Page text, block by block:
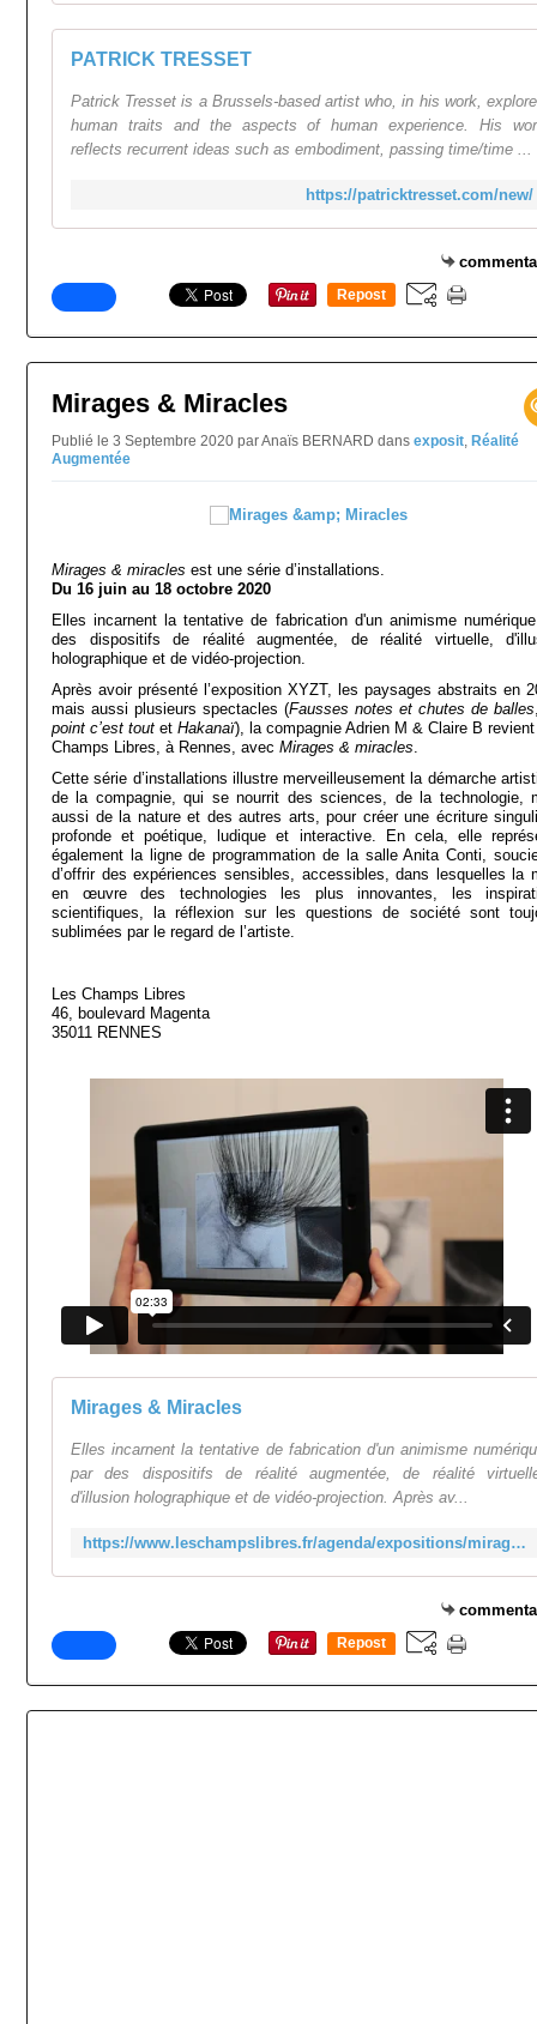
PATRICK TRESSET
Patrick Tresset is a Brussels-based artist who, in his work,
human traits and the aspects of human experience. His
reflects recurrent ideas such as embodiment, passing time/time ...
https://patricktresset.com/new/
Repost
Mirages & Miracles
Publié le 3 Septembre 2020 par Anaïs BERNARD dans exposit Réalité
Augmentée
Mirages & miracles est une série d’installations.
Du 16 juin au 18 octobre 2020
Elles incarnent la tentative de fabrication d'un animisme
des dispositifs de réalité augmentée, de réalité virtuelle,
holographique et de vidéo-projection.
Après avoir présenté l’exposition XYZT, les paysages abstraits en
mais aussi plusieurs spectacles (Fausses notes et chutes de balles
point c’est tout et Hakanaï), la compagnie Adrien M & Claire B
Champs Libres, à Rennes, avec Mirages & miracles
Cette série d’installations illustre merveilleusement la démarche
de la compagnie, qui se nourrit des sciences, de la technologie,
aussi de la nature et des autres arts, pour créer une écriture
profonde et poétique, ludique et interactive. En cela, elle
également la ligne de programmation de la salle Anita Conti,
d’offrir des expériences sensibles, accessibles, dans lesquelles la
en œuvre des technologies les plus innovantes, les
scientifiques, la réflexion sur les questions de société sont
sublimées par le regard de l’artiste.
Les Champs Libres
46, boulevard Magenta
35011 RENNES
Mirages & Miracles
Elles incarnent la tentative de fabrication d'un animisme
par des dispositifs de réalité augmentée, de réalité
d'illusion holographique et de vidéo-projection. Après av...
https://www.leschampslibres.fr/agenda/expositions/mirages-miracles/
Repost